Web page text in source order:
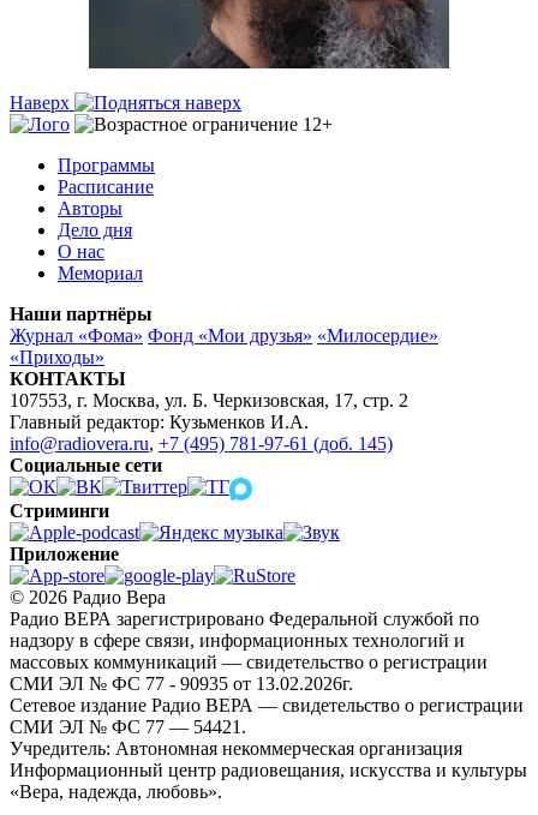
Наверх
Программы
Расписание
Авторы
Дело дня
О нас
Мемориал
Наши партнёры
Журнал «Фома» Фонд «Мои друзья» «Милосердие»
«Приходы»
КОНТАКТЫ
107553, г. Москва, ул. Б. Черкизовская, 17, стр. 2
Главный редактор: Кузьменков И.А.
info@radiovera.ru, +7 (495) 781-97-61 (доб. 145)
Социальные сети
Стриминги
Приложение
© 2026 Радио Вера
Радио ВЕРА зарегистрировано Федеральной службой по
надзору в сфере связи, информационных технологий и
массовых коммуникаций — свидетельство о регистрации
СМИ ЭЛ № ФС 77 - 90935 от 13.02.2026г.
Сетевое издание Радио ВЕРА — свидетельство о регистрации
СМИ ЭЛ № ФС 77 — 54421.
Учредитель: Автономная некоммерческая организация
Информационный центр радиовещания, искусства и культуры
«Вера, надежда, любовь».